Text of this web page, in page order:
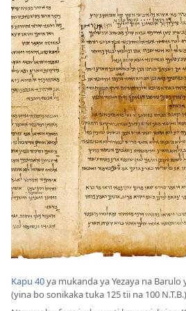
Kapu 40ya mukanda ya Yezaya na
(yina bo sonikaka tuka 125 tii na 100 N.T.B.)